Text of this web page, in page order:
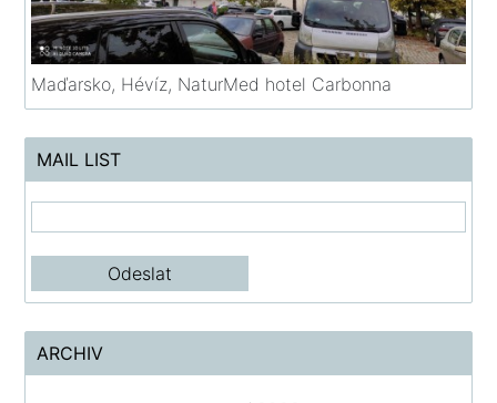
Maďarsko, Hévíz, NaturMed hotel Carbonna
MAIL LIST
ARCHIV